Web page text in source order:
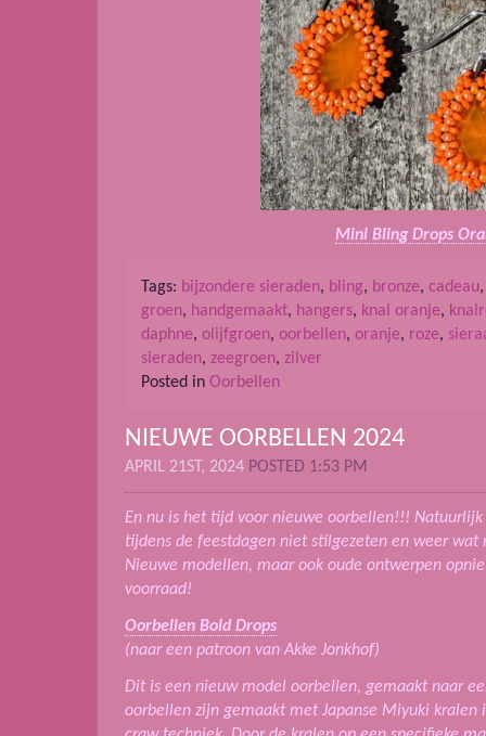
Mini Bling Drops
Tags: bijzondere sieraden, bling, bronze, cadeau
groen, handgemaakt, hangers, knal oranje,
daphne, olijfgroen, oorbellen, oranje, roze,
sieraden, zeegroen, zilver
Posted in Oorbellen
NIEUWE OORBELLEN 2024
APRIL 21ST, 2024 POSTED 1:53 PM
En nu is het tijd voor nieuwe oorbellen!!!
tijdens de feestdagen niet stilgezeten en weer
Nieuwe modellen, maar ook oude ontwerpen
voorraad!
Oorbellen Bold Drops
(naar een patroon van Akke Jonkhof)
Dit is een nieuw model oorbellen, gemaakt naar
oorbellen zijn gemaakt met Japanse Miyuki kralen